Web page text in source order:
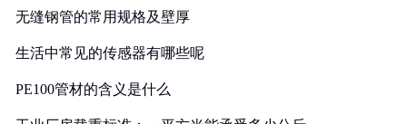
无缝钢管的常用规格及壁厚
生活中常见的传感器有哪些呢
PE100管材的含义是什么